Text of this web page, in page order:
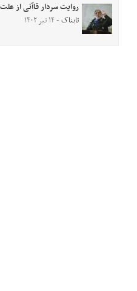
روایت سردار قاآنی از علت
تابناک- ۱۴ تیر ۱۴۰۲